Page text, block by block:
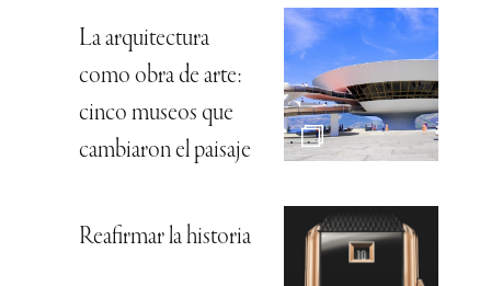
La arquitectura
como obra de arte:
cinco museos que
cambiaron el paisaje
Reafirmar la historia